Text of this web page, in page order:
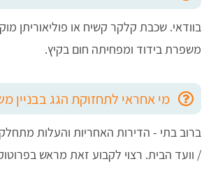
בוודאי. שכבת קלקר קשיח או פוליאוריתן
משפרת בידוד ומפחיתה חום בקיץ.
מי אחראי לתחזוקת הגג בבניין
ברוב בתי - הדירות האחריות והעלות
/ וועד הבית. רצוי לקבוע זאת מראש